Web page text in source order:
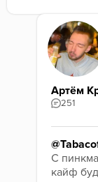
Артём
251
С
кайф